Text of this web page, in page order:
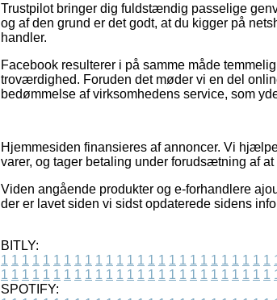
Trustpilot bringer dig fuldstændig passelige
og af den grund er det godt, at du kigger på
handler.
Facebook resulterer i på samme måde
troværdighed. Foruden det møder vi en del
bedømmelse af virksomhedens service, som
Hjemmesiden finansieres af annoncer. Vi
varer, og tager betaling under forudsætning af
Viden angående produkter og e-forhandlere
der er lavet siden vi sidst opdaterede sidens
BITLY:
1 1 1 1 1 1 1 1 1 1 1 1 1 1 1 1 1 1 1 1 1 1 1 1 1 1
1 1 1 1 1 1 1 1 1 1 1 1 1 1 1 1 1 1 1 1 1 1 1 1 1 1
SPOTIFY: